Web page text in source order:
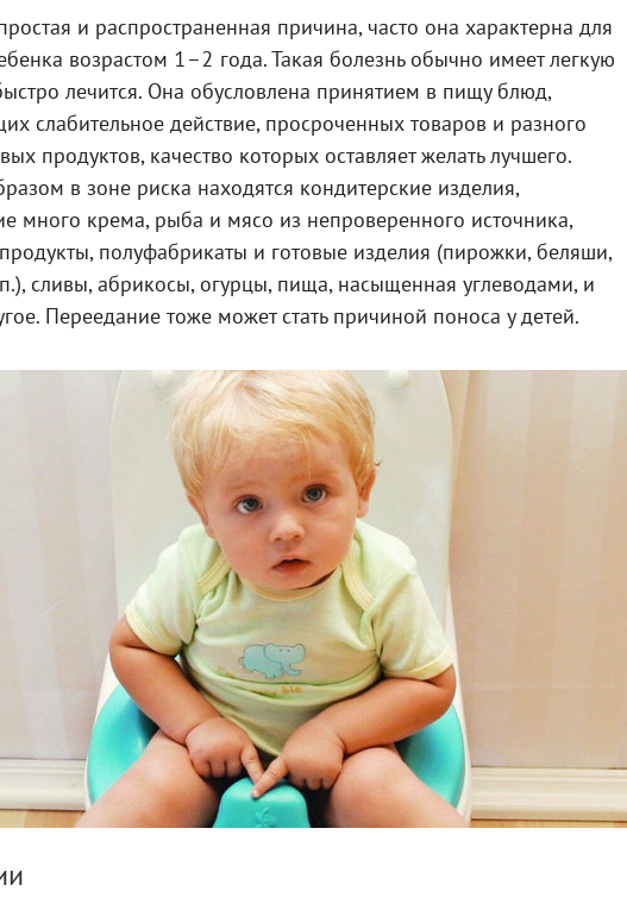
и распространенная причина, часто она характерна для
возрастом 1–2 года. Такая болезнь обычно имеет легкую
лечится. Она обусловлена принятием в пищу блюд,
слабительное действие, просроченных товаров и разного
продуктов, качество которых оставляет желать лучшего.
в зоне риска находятся кондитерские изделия,
много крема, рыба и мясо из непроверенного источника,
полуфабрикаты и готовые изделия (пирожки, беляши,
сливы, абрикосы, огурцы, пища, насыщенная углеводами, и
Переедание тоже может стать причиной поноса у детей.